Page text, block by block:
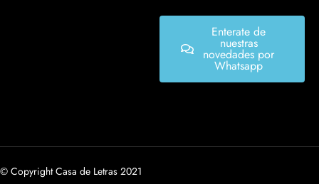
Enterate de
nuestras
novedades por
Whatsapp
© Copyright Casa de Letras 2021